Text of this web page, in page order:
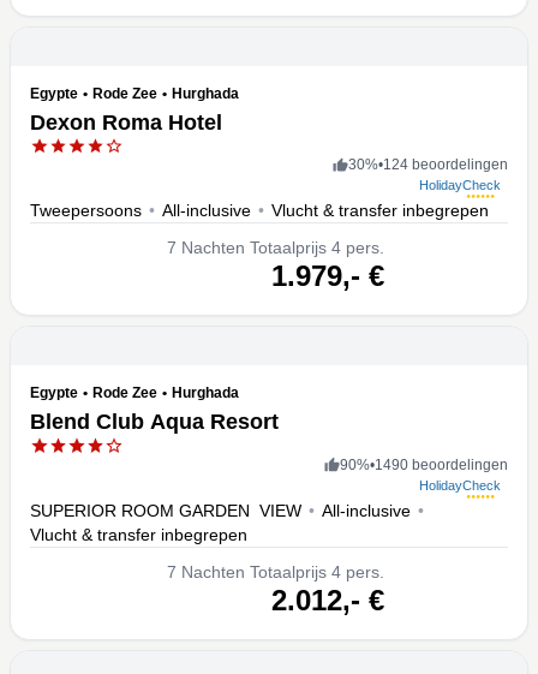
Egypte • Rode Zee • Hurghada
Dexon Roma Hotel
30%•124 beoordelingen
HolidayCheck
Tweepersoons • All-inclusive • Vlucht & transfer inbegrepen
7 Nachten Totaalprijs 4 pers.
1.979,- €
Egypte • Rode Zee • Hurghada
Blend Club Aqua Resort
90%•1490 beoordelingen
HolidayCheck
SUPERIOR ROOM GARDEN VIEW • All-inclusive •
Vlucht & transfer inbegrepen
7 Nachten Totaalprijs 4 pers.
2.012,- €